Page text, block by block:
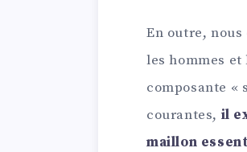
En outre,
les hommes et
composante «
courantes, il
maillon